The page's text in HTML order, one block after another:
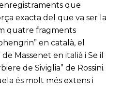
que
exacta del que va ser la
quatre fragments
en català, el
Massenet en italià i Se il
de Siviglia” de Rossini.
és molt més extens i